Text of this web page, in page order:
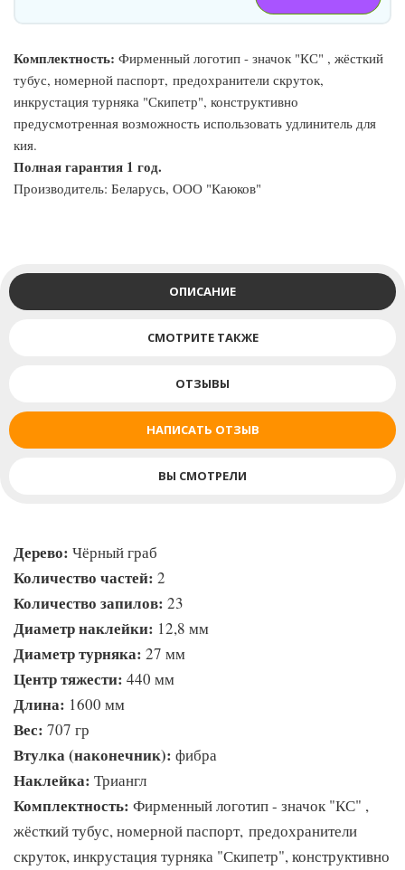
Комплектность: Фирменный логотип - значок "КС" , жёсткий
тубус, номерной паспорт, предохранители скруток,
инкрустация турняка "Скипетр", конструктивно
предусмотренная возможность использовать удлинитель для
кия.
Полная гарантия 1 год.
Производитель: Беларусь, ООО "Каюков"
ОПИСАНИЕ
СМОТРИТЕ ТАКЖЕ
ОТЗЫВЫ
НАПИСАТЬ ОТЗЫВ
ВЫ СМОТРЕЛИ
Дерево: Чёрный граб
Количество частей: 2
Количество запилов: 23
Диаметр наклейки: 12,8 мм
Диаметр турняка: 27 мм
Центр тяжести: 440 мм
Длина: 1600 мм
Вес: 707 гр
Втулка (наконечник): фибра
Наклейка: Триангл
Комплектность: Фирменный логотип - значок "КС" ,
жёсткий тубус, номерной паспорт, предохранители
скруток, инкрустация турняка "Скипетр", конструктивно